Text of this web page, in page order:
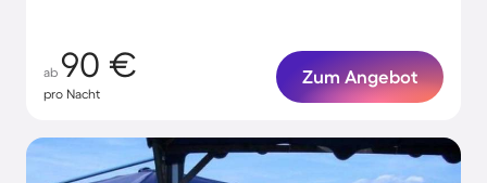
ab 90 €
pro Nacht
Zum Angebot